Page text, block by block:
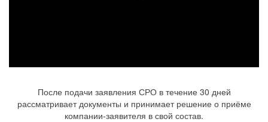
После подачи заявления СРО в течение 30 дней
рассматривает документы и принимает решение о приёме
компании-заявителя в свой состав.